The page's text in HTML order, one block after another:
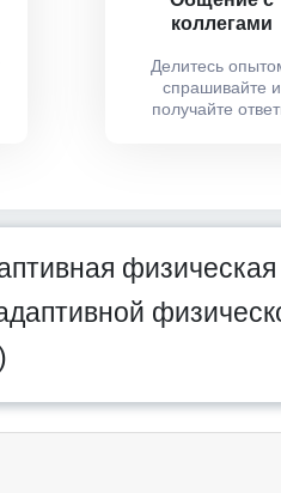
коллегами
Делитесь
спрашивайте и
получайте